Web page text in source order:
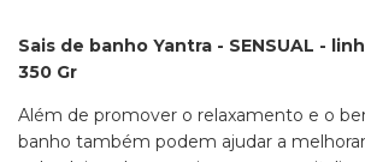
Sais de banho Yantra - SENSUAL -
350 Gr
Além de promover o relaxamento e o
banho também podem ajudar a